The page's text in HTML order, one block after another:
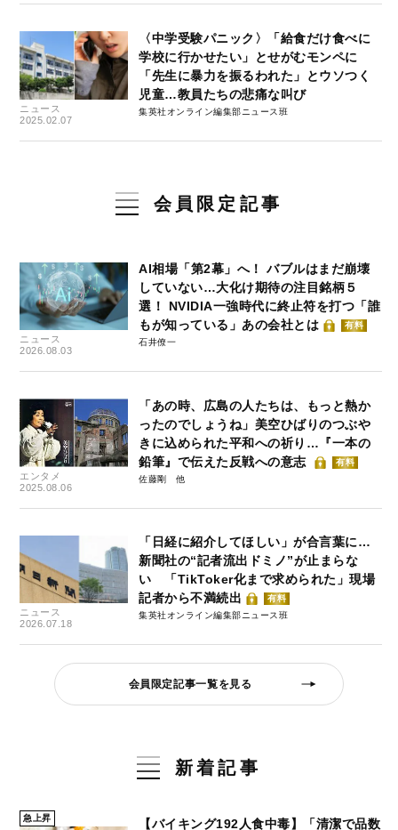
ニュース
2025.02.07
〈中学受験パニック〉「給食だけ食べに
学校に行かせたい」とせがむモンペに
「先生に暴力を振るわれた」とウソつく
児童…教員たちの悲痛な叫び
集英社オンライン編集部ニュース班
会員限定記事
ニュース
2026.08.03
AI相場「第2幕」へ！ バブルはまだ崩壊
していない…大化け期待の注目銘柄５
選！ NVIDIA一強時代に終止符を打つ「誰
もが知っている」あの会社とは
有料
石井僚一
エンタメ
2025.08.06
「あの時、広島の人たちは、もっと熱か
ったのでしょうね」美空ひばりのつぶや
きに込められた平和への祈り…『一本の
鉛筆』で伝えた反戦への意志
有料
佐藤剛
ニュース
2026.07.18
「日経に紹介してほしい」が合言葉に…
新聞社の“記者流出ドミノ”が止まらな
い 「TikToker化まで求められた」現場
記者から不満続出
有料
集英社オンライン編集部ニュース班
会員限定記事一覧を見る
新着記事
急上昇
【バイキング192人食中毒】「清潔で品数